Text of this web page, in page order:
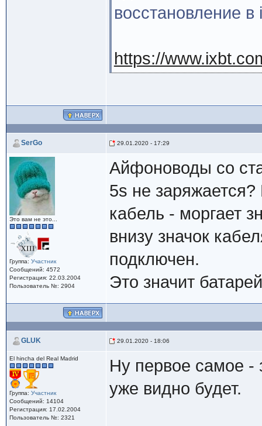
восстановление
https://
SerGo 29.01.2020 - 17:29
Это вам не это...
Группа: Участник
Сообщений: 4572
Регистрация: 22.03.2004
Пользователь №: 2904
Айфоноводы со
5s не
кабель - моргает
внизу значок
подключен.
Это значит
GLUK 29.01.2020 - 18:06
El hincha del Real Madrid
Группа: Участник
Сообщений: 14104
Регистрация: 17.02.2004
Пользователь №: 2321
Ну первое самое -
уже видно будет.